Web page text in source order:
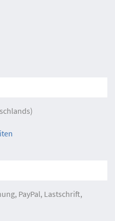
PayPal, Lastschrift,